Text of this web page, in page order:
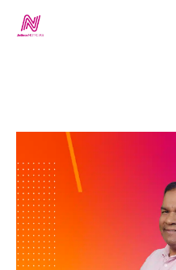
TV en Vivo
Jalisco Noticias
Programación